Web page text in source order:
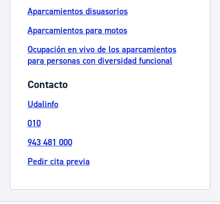
Aparcamientos disuasorios
Aparcamientos para motos
Ocupación en vivo de los aparcamientos
para personas con diversidad funcional
Contacto
Udalinfo
010
943 481 000
Pedir cita previa